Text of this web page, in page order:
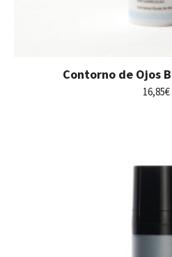
Contorno de Ojos
16,85€